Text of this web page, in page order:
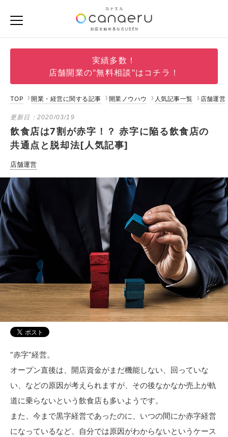
実績多数！
店舗開業の"無料相談"はコチラ！
TOP 開業・経営に関する記事 開業ノウハウ 人気記事一覧 店舗運営
更新日： 2020/03/19
飲食店は7割が赤字！？ 赤字に陥る飲食店の
共通点と脱却法[人気記事]
店舗運営
”赤字”経営。
オープン直後は、開店資金がまだ機能しない、回っていな
い、などの原因が考えられますが、その後なかなか売上が軌
道に乗らないという飲食店も多いようです。
また、今まで黒字経営であったのに、いつの間にか赤字経営
になっているなど、自分では原因がわからないというケース